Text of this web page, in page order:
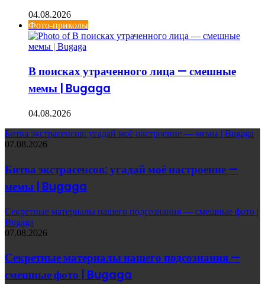
04.08.2026
Фото-приколы
В поисках утраченного лица — смешные
мемы | Bugaga
04.08.2026
Битва экстрасенсов: угадай моё настроение — мемы | Bugaga
07.08.2026
Битва экстрасенсов: угадай моё настроение —
мемы | Bugaga
Секретные материалы нашего подсознания — смешные фото |
Bugaga
07.08.2026
Секретные материалы нашего подсознания —
смешные фото | Bugaga